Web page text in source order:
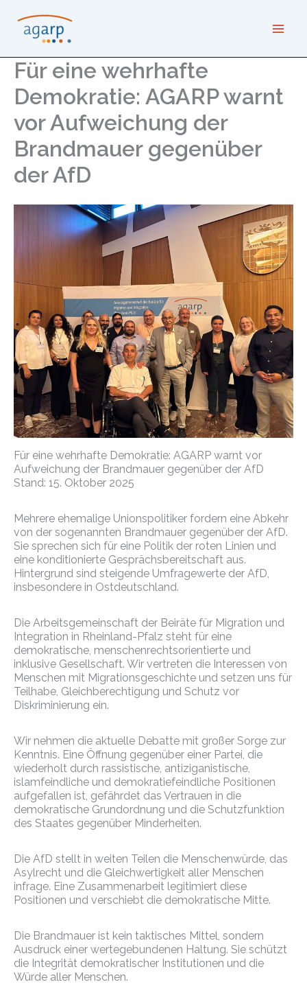
Inhalt
springen
Für eine wehrhafte
Demokratie: AGARP warnt
vor Aufweichung der
Brandmauer gegenüber
der AfD
Für eine wehrhafte Demokratie: AGARP warnt vor
Aufweichung der Brandmauer gegenüber der AfD
Stand: 15. Oktober 2025
Mehrere ehemalige Unionspolitiker fordern eine Abkehr
von der sogenannten Brandmauer gegenüber der AfD.
Sie sprechen sich für eine Politik der roten Linien und
eine konditionierte Gesprächsbereitschaft aus.
Hintergrund sind steigende Umfragewerte der AfD,
insbesondere in Ostdeutschland.
Die Arbeitsgemeinschaft der Beiräte für Migration und
Integration in Rheinland-Pfalz steht für eine
demokratische, menschenrechtsorientierte und
inklusive Gesellschaft. Wir vertreten die Interessen von
Menschen mit Migrationsgeschichte und setzen uns für
Teilhabe, Gleichberechtigung und Schutz vor
Diskriminierung ein.
Wir nehmen die aktuelle Debatte mit großer Sorge zur
Kenntnis. Eine Öffnung gegenüber einer Partei, die
wiederholt durch rassistische, antiziganistische,
islamfeindliche und demokratiefeindliche Positionen
aufgefallen ist, gefährdet das Vertrauen in die
demokratische Grundordnung und die Schutzfunktion
des Staates gegenüber Minderheiten.
Die AfD stellt in weiten Teilen die Menschenwürde, das
Asylrecht und die Gleichwertigkeit aller Menschen
infrage. Eine Zusammenarbeit legitimiert diese
Positionen und verschiebt die demokratische Mitte.
Die Brandmauer ist kein taktisches Mittel, sondern
Ausdruck einer wertegebundenen Haltung. Sie schützt
die Integrität demokratischer Institutionen und die
Würde aller Menschen.